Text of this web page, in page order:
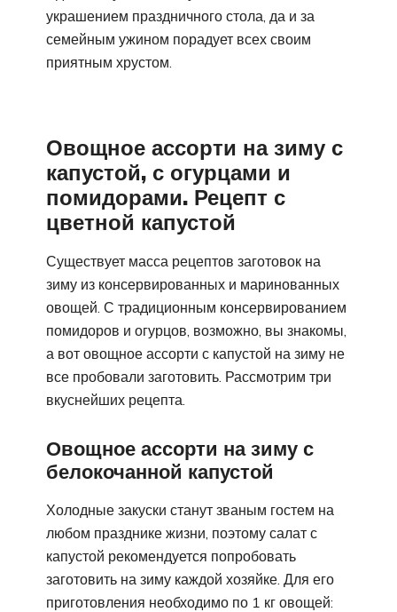
украшением праздничного стола, да и за
семейным ужином порадует всех своим
приятным хрустом.
Овощное ассорти на зиму с
капустой, с огурцами и
помидорами. Рецепт с
цветной капустой
Существует масса рецептов заготовок на
зиму из консервированных и маринованных
овощей. С традиционным консервированием
помидоров и огурцов, возможно, вы знакомы,
а вот овощное ассорти с капустой на зиму не
все пробовали заготовить. Рассмотрим три
вкуснейших рецепта.
Овощное ассорти на зиму с
белокочанной капустой
Холодные закуски станут званым гостем на
любом празднике жизни, поэтому салат с
капустой рекомендуется попробовать
заготовить на зиму каждой хозяйке. Для его
приготовления необходимо по 1 кг овощей: